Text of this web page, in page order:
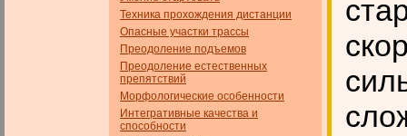
Техника прохождения дистанции
Опасные участки трассы
Преодоление подъемов
Преодоление естественных
препятствий
Морфологические особенности
Интегративные качества и
способности